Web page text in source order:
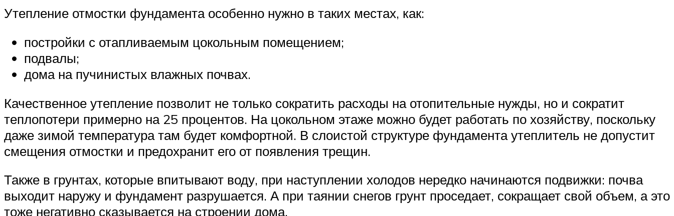
Утепление отмостки фундамента особенно нужно в таких местах, как:
постройки с отапливаемым цокольным помещением;
подвалы;
дома на пучинистых влажных почвах.
Качественное утепление позволит не только сократить расходы на отопительные нужды, но и сократит
теплопотери примерно на 25 процентов. На цокольном этаже можно будет работать по хозяйству, поскольку
даже зимой температура там будет комфортной. В слоистой структуре фундамента утеплитель не допустит
смещения отмостки и предохранит его от появления трещин.
Также в грунтах, которые впитывают воду, при наступлении холодов нередко начинаются подвижки: почва
выходит наружу и фундамент разрушается. А при таянии снегов грунт проседает, сокращает свой объем, а это
тоже негативно сказывается на строении дома.